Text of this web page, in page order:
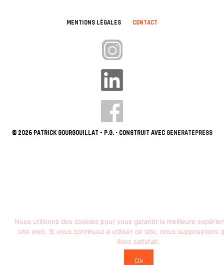
MENTIONS LÉGALES CONTACT
© 2026 PATRICK GOURGOUILLAT - P.G.• CONSTRUIT AVEC GENERATEPRESS
Nous utilisons des cookies pour vous garantir la meilleure
site web. Si vous continuez à utiliser ce site, nous supposerons
êtes satisfait.
Ok